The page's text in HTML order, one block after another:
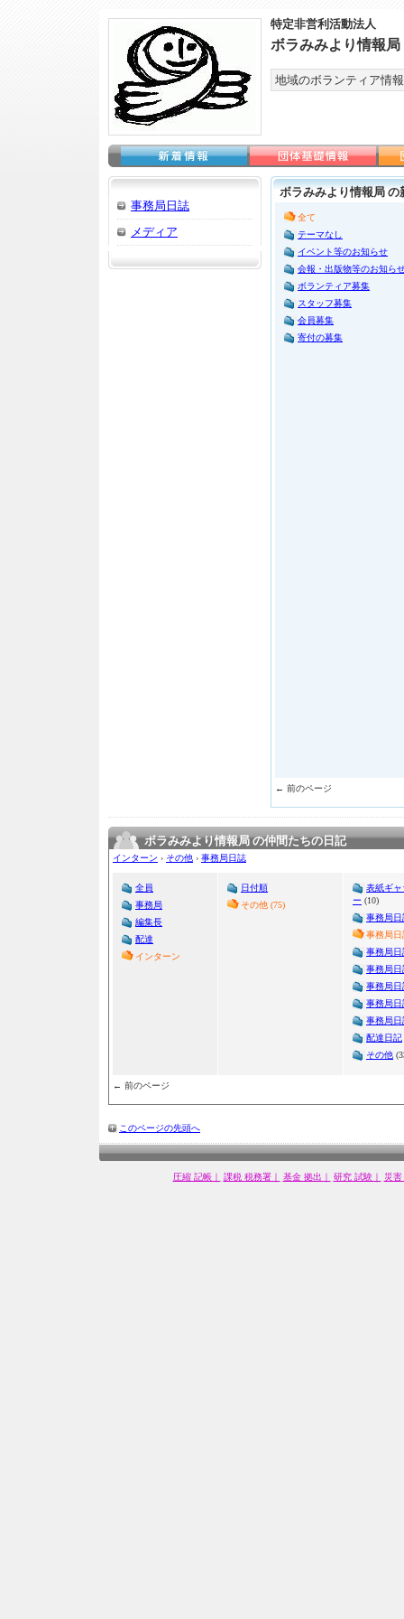
特定非営利活動法人
ボラみみより情報局
地域のボランティア情
事務局日誌
メディア
ボラみみより情報局 の
全て
テーマなし
イベント等のお知らせ
会報・出版物等のお知ら
ボランティア募集
スタッフ募集
会員募集
寄付の募集
← 前のページ
ボラみみより情報局 の仲間たちの日記
インターン › その他 › 事務局日誌
全員
事務局
編集長
配達
インターン
日付順
その他 (75)
表紙ギャ
ー (10)
事務局日
事務局日
事務局日
事務局日
事務局日
事務局日
事務局日
配達日記
その他
← 前のページ
このページの先頭へ
圧縮 記帳｜ 課税 税務署｜ 基金 拠出｜ 研究 試験｜ 災